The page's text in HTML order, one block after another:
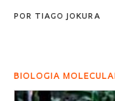
POR TIAGO JOKURA
BIOLOGIA